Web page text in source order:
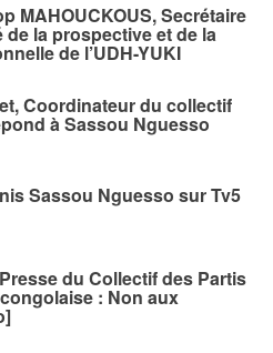
MAHOUCKOUS, Secrétaire
de la prospective et de la
de l’UDH-YUKI
Coordinateur du collectif
à Sassou Nguesso
Sassou Nguesso sur Tv5
du Collectif des Partis
: Non aux